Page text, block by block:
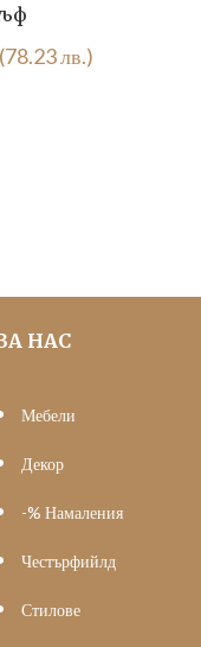
(78.23 лв.)
НАС
Мебели
Декор
-% Намаления
Честърфийлд
Стилове